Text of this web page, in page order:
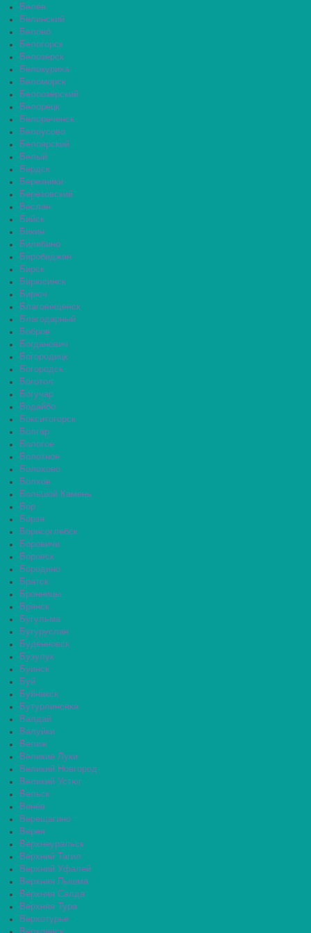
Белёв
Белинский
Белово
Белогорск
Белозерск
Белокуриха
Беломорск
Белоозёрский
Белорецк
Белореченск
Белоусово
Белоярский
Белый
Бердск
Березники
Берёзовский
Беслан
Бийск
Бикин
Билибино
Биробиджан
Бирск
Бирюсинск
Бирюч
Благовещенск
Благодарный
Бобров
Богданович
Богородицк
Богородск
Боготол
Богучар
Бодайбо
Бокситогорск
Болгар
Бологое
Болотное
Болохово
Болхов
Большой Камень
Бор
Борзя
Борисоглебск
Боровичи
Боровск
Бородино
Братск
Бронницы
Брянск
Бугульма
Бугуруслан
Будённовск
Бузулук
Буинск
Буй
Буйнакск
Бутурлиновка
Валдай
Валуйки
Велиж
Великие Луки
Великий Новгород
Великий Устюг
Вельск
Венёв
Верещагино
Верея
Верхнеуральск
Верхний Тагил
Верхний Уфалей
Верхняя Пышма
Верхняя Салда
Верхняя Тура
Верхотурье